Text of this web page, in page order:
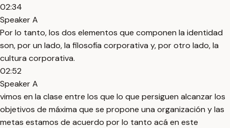
02:34
Speaker A
Por lo tanto, los dos elementos que componen la identidad
son, por un lado, la filosofía corporativa y, por otro lado, la
cultura corporativa.
02:52
Speaker A
vimos en la clase entre los que lo que persiguen alcanzar los
objetivos de máxima que se propone una organización y las
metas estamos de acuerdo por lo tanto acá en este